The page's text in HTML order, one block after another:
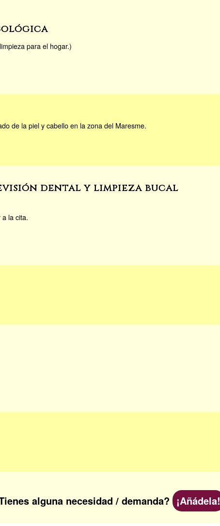
para el hogar.)
de la piel y cabello en la zona del Maresme.
dental y limpieza bucal
la cita.
alguna necesidad / demanda? ¡Añádela!